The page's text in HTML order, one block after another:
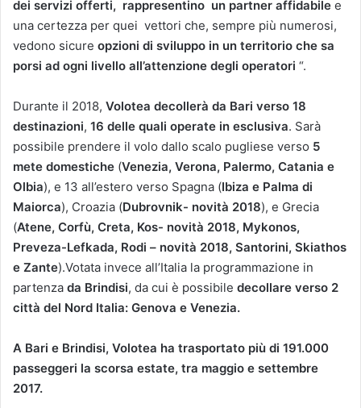
dei servizi offerti, rappresentino un partner affidabile e
una certezza per quei vettori che, sempre più numerosi,
vedono sicure opzioni di sviluppo in un territorio che sa
porsi ad ogni livello all’attenzione degli operatori “.
Durante il 2018, Volotea decollerà da Bari verso 18
destinazioni, 16 delle quali operate in esclusiva. Sarà
possibile prendere il volo dallo scalo pugliese verso 5
mete domestiche (Venezia, Verona, Palermo, Catania e
Olbia), e 13 all’estero verso Spagna (Ibiza e Palma di
Maiorca), Croazia (Dubrovnik- novità 2018), e Grecia
(Atene, Corfù, Creta, Kos- novità 2018, Mykonos,
Preveza-Lefkada, Rodi – novità 2018, Santorini, Skiathos
e Zante).Votata invece all’Italia la programmazione in
partenza da Brindisi, da cui è possibile decollare verso 2
città del Nord Italia: Genova e Venezia.
A Bari e Brindisi, Volotea ha trasportato più di 191.000
passeggeri la scorsa estate, tra maggio e settembre
2017.